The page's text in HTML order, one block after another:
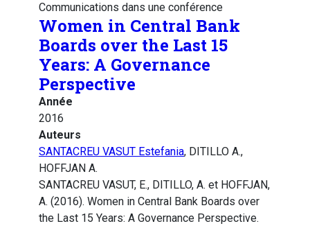
Communications dans une conférence
Women in Central Bank
Boards over the Last 15
Years: A Governance
Perspective
Année
2016
Auteurs
SANTACREU VASUT Estefania, DITILLO A.,
HOFFJAN A.
SANTACREU VASUT, E., DITILLO, A. et HOFFJAN,
A. (2016). Women in Central Bank Boards over
the Last 15 Years: A Governance Perspective.